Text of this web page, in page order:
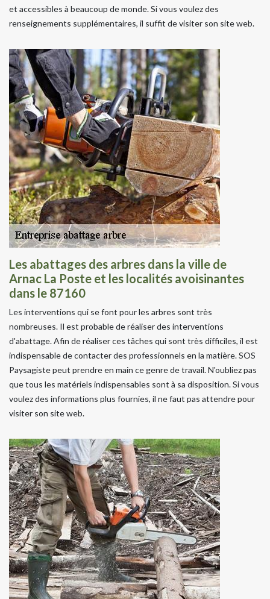
et accessibles à beaucoup de monde. Si vous voulez des
renseignements supplémentaires, il suffit de visiter son site web.
Les abattages des arbres dans la ville de
Arnac La Poste et les localités avoisinantes
dans le 87160
Les interventions qui se font pour les arbres sont très
nombreuses. Il est probable de réaliser des interventions
d'abattage. Afin de réaliser ces tâches qui sont très difficiles, il est
indispensable de contacter des professionnels en la matière. SOS
Paysagiste peut prendre en main ce genre de travail. N'oubliez pas
que tous les matériels indispensables sont à sa disposition. Si vous
voulez des informations plus fournies, il ne faut pas attendre pour
visiter son site web.